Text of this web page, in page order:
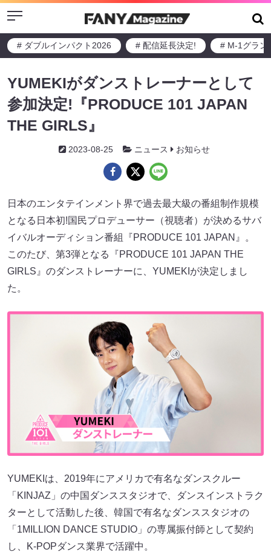
Menu
# ダブルインパクト2026 # 配信延長決定! # M-1グラン
YUMEKIがダンストレーナーとして
参加決定!『PRODUCE 101 JAPAN
THE GIRLS』
2023-08-25 ニュース お知らせ
日本のエンタテインメント界で過去最大級の番組制作規模
となる日本初!国民プロデューサー（視聴者）が決めるサバ
イバルオーディション番組『PRODUCE 101 JAPAN』。
このたび、第3弾となる『PRODUCE 101 JAPAN THE
GIRLS』のダンストレーナーに、YUMEKIが決定しまし
た。
YUMEKIは、2019年にアメリカで有名なダンスクルー
「KINJAZ」の中国ダンススタジオで、ダンスインストラク
ターとして活動した後、韓国で有名なダンススタジオの
「1MILLION DANCE STUDIO」の専属振付師として契約
し、K-POPダンス業界で活躍中。